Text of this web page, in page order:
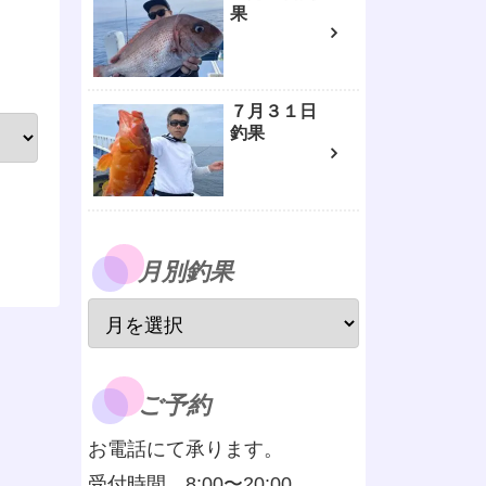
果
７月３１日
釣果
月別釣果
ご予約
お電話にて承ります。